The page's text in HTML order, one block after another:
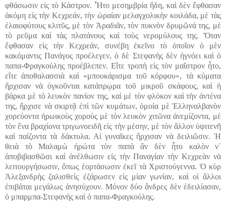
φθάσωσιν εἰς τὸ Κάστρον. Ἦτο μεσημβρία ἤδη, καὶ δὲν ἔφθασαν
ἀκόμη εἰς τὴν Κεχρεάν, τὴν ὡραίαν μελαγχολικὴν κοιλάδα, μὲ τὰς
ἐλαιοφύτους κλιτῦς, μὲ τὸν Ἀραδιᾶν, τὸν πυκνὸν δρυμῶνά της, μὲ
τὸ ρεῦμα καὶ τὰς πλατάνους καὶ τοὺς νερομύλους της. Ὅταν
ἔφθασαν εἰς τὴν Κεχρεάν, συνέβη ἐκεῖνο τὸ ὁποῖον ὁ μὲν
κακόμαντις Πανάγος προέλεγεν, ὁ δὲ Στεφανὴς δὲν ἠγνόει καὶ ὁ
παπα-Φραγκούλης προέβλεπεν. Εἴτε τροπὴ εἰς τὸν μαΐστρον ἦτο,
εἴτε ἀποθαλασσιὰ καὶ «μπουκάρισμα τοῦ κόρφου», τὰ κύματα
ἤρχισαν νὰ ὀγκοῦνται κατάπρῳρα τοῦ μικροῦ σκάφους, καὶ ἡ
βάρκα μὲ τὸ λευκὸν πανίον της, καὶ μὲ τὸν φλόκον καὶ τὴν ἀντένα
της, ἤρχισε νὰ σκιρτᾷ ἐπὶ τῶν κυμάτων, ὁμοία μὲ Ἑλληναλβανὸν
χορεύοντα ἡρωικοὺς χοροὺς μὲ τὸν λευκὸν χιτῶνα ἀνεμίζοντα, μὲ
τὸν ἕνα βραχίονα τριγωνοειδῆ εἰς τὴν μέσην, μὲ τὸν ἄλλον ὑψιτενῆ
καὶ παίζοντα τὰ δάκτυλα. Αἱ γυναῖκες ἤρχισαν νὰ δειλιῶσιν. Ἡ
θειὰ τὸ Μαλαμὼ ἠρώτα τὸν παπὰ ἂν δὲν ἦτο καλὸν ν᾽
ἀποβιβασθῶσι καὶ ἀνέλθωσιν εἰς τὴν Παναγίαν τὴν Κεχρεὰν νὰ
λειτουργήσωσιν, ὅπως ἑορτάσωσιν ἐκεῖ τὰ Χριστούγεννα. Ὁ κὺρ
Ἀλεξανδρὴς ζαλισθεὶς ἐζάρωσεν εἰς μίαν γωνίαν, καὶ οἱ ἄλλοι
ἐπιβάται μεγάλως ἀνησύχουν. Μόνον δύο ἄνδρες δὲν ἐδειλίασαν,
ὁ μπαρμπα-Στεφανὴς καὶ ὁ παπα-Φραγκούλης.